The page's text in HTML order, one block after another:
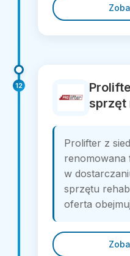
12
sprzęt
Prolifter z
renomowana
w
sprzętu
oferta